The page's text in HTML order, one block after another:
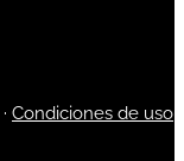
· Condiciones de uso